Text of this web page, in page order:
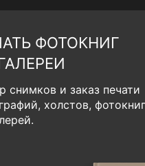
ФОТОКНИГ
снимков и заказ печати
холстов,